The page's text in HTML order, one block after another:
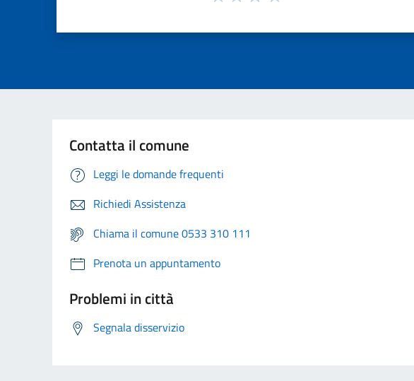
Contatta il comune
Leggi le domande frequenti
Richiedi Assistenza
Chiama il comune 0533 310 111
Prenota un appuntamento
Problemi in città
Segnala disservizio